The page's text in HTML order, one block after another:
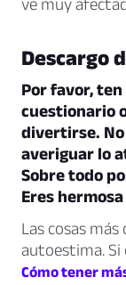
ve muy
Descargo
Por favor,
cuestionario
divertirse. No
averiguar lo
Sobre todo
Eres
Las cosas
autoestima. Si
Cómo tener